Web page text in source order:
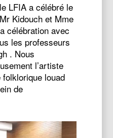
LFIA a célébré le
Kidouch et Mme
célébration avec
les professeurs
. Nous
l’artiste
louad
de